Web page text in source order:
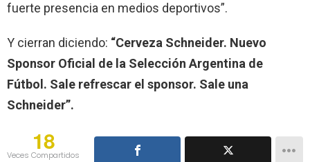
fuerte presencia en medios deportivos”.
Y cierran diciendo: “Cerveza Schneider. Nuevo
Sponsor Oficial de la Selección Argentina de
Fútbol. Sale refrescar el sponsor. Sale una
Schneider”.
18
Veces Compartidos